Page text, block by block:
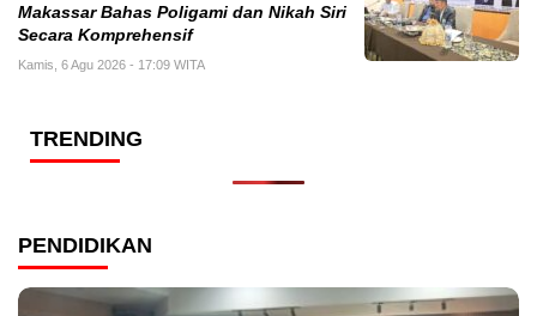
Makassar Bahas Poligami dan Nikah Siri
Secara Komprehensif
Kamis, 6 Agu 2026 - 17:09 WITA
TRENDING
PENDIDIKAN